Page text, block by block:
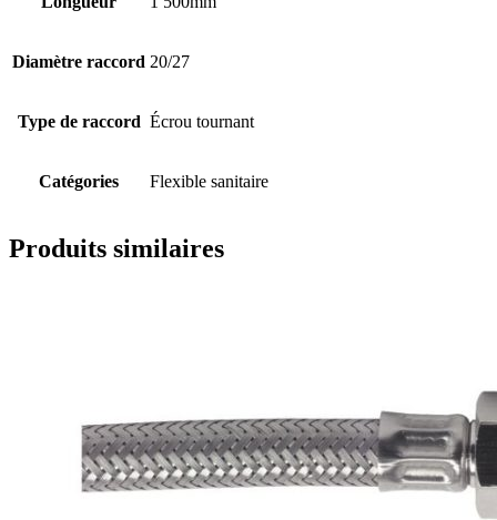
Diamètre raccord 20/27
Type de raccord Écrou tournant
Catégories Flexible sanitaire
Produits similaires